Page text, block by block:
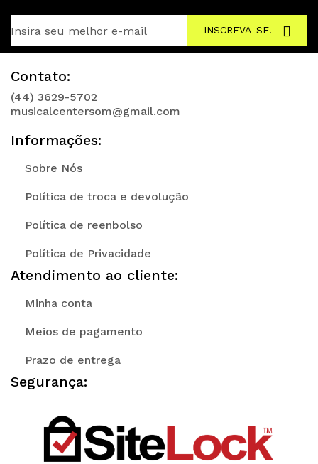
INSCREVA-SE!
Contato:
(44) 3629-5702
musicalcentersom@gmail.com
Informações:
Sobre Nós
Política de troca e devolução
Política de reenbolso
Política de Privacidade
Atendimento ao cliente:
Minha conta
Meios de pagamento
Prazo de entrega
Segurança: